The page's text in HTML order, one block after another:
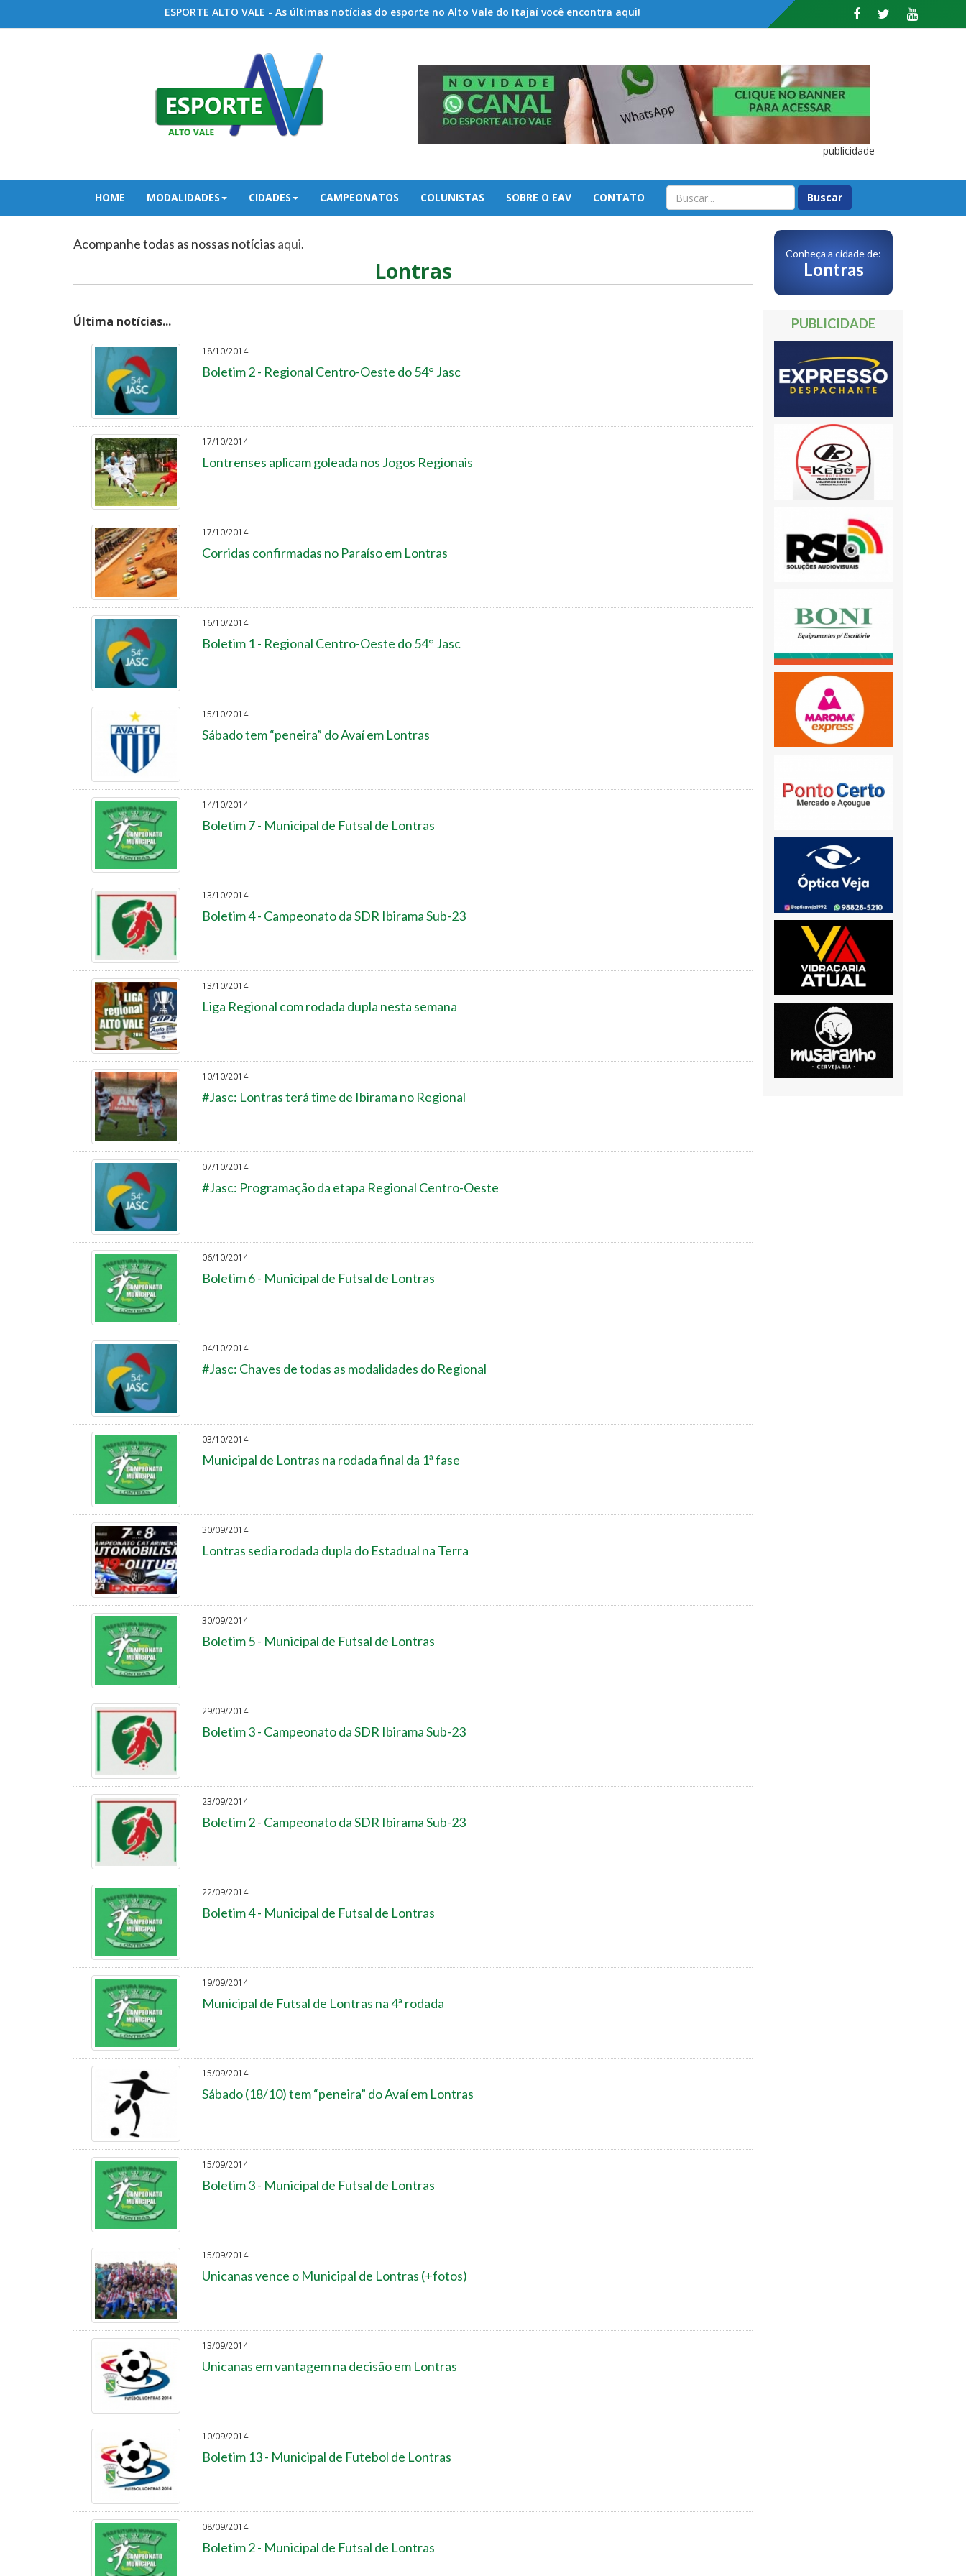
ESPORTE ALTO VALE - As últimas notícias do esporte no Alto Vale do Itajaí você encontra aqui!
publicidade
HOME MODALIDADES CIDADES CAMPEONATOS COLUNISTAS SOBRE O EAV CONTATO
Acompanhe todas as nossas notícias aqui.
Lontras
Última notícias...
18/10/2014
Boletim 2 - Regional Centro-Oeste do 54° Jasc
17/10/2014
Lontrenses aplicam goleada nos Jogos Regionais
17/10/2014
Corridas confirmadas no Paraíso em Lontras
16/10/2014
Boletim 1 - Regional Centro-Oeste do 54° Jasc
15/10/2014
Sábado tem “peneira” do Avaí em Lontras
14/10/2014
Boletim 7 - Municipal de Futsal de Lontras
13/10/2014
Boletim 4 - Campeonato da SDR Ibirama Sub-23
13/10/2014
Liga Regional com rodada dupla nesta semana
10/10/2014
#Jasc: Lontras terá time de Ibirama no Regional
07/10/2014
#Jasc: Programação da etapa Regional Centro-Oeste
06/10/2014
Boletim 6 - Municipal de Futsal de Lontras
04/10/2014
#Jasc: Chaves de todas as modalidades do Regional
03/10/2014
Municipal de Lontras na rodada final da 1ª fase
30/09/2014
Lontras sedia rodada dupla do Estadual na Terra
30/09/2014
Boletim 5 - Municipal de Futsal de Lontras
29/09/2014
Boletim 3 - Campeonato da SDR Ibirama Sub-23
23/09/2014
Boletim 2 - Campeonato da SDR Ibirama Sub-23
22/09/2014
Boletim 4 - Municipal de Futsal de Lontras
19/09/2014
Municipal de Futsal de Lontras na 4ª rodada
15/09/2014
Sábado (18/10) tem “peneira” do Avaí em Lontras
15/09/2014
Boletim 3 - Municipal de Futsal de Lontras
15/09/2014
Unicanas vence o Municipal de Lontras (+fotos)
13/09/2014
Unicanas em vantagem na decisão em Lontras
10/09/2014
Boletim 13 - Municipal de Futebol de Lontras
08/09/2014
Boletim 2 - Municipal de Futsal de Lontras
Conheça a cidade de:
Lontras
PUBLICIDADE